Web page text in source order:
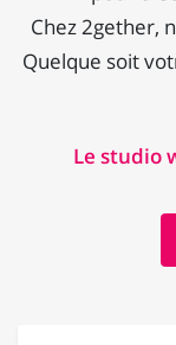
Chez 2gether,
Quelque soit
Le studio